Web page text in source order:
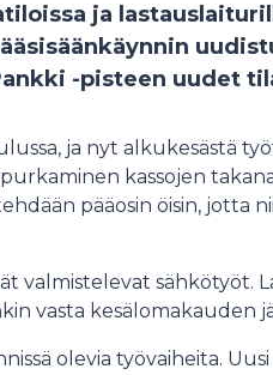
ja
-pisteen uudet
ja nyt alkukesästä
kassojen
pääosin öisin, jotta
valmistelevat sähkötyöt.
vasta kesälomakauden
olevia työvaiheita.